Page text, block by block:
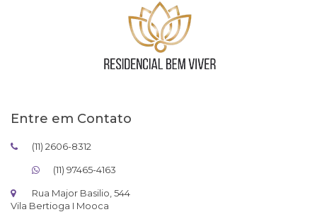
Entre em Contato
(11) 2606-8312
(11) 97465-4163
Rua Major Basilio, 544
Vila Bertioga I Mooca